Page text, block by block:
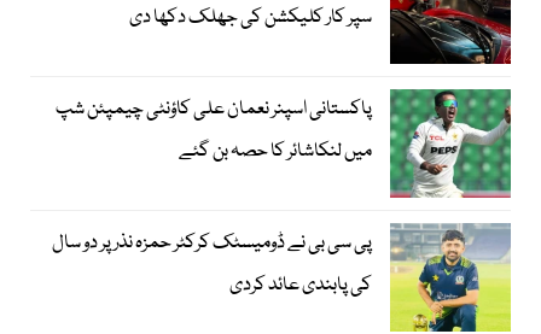
سپر کار کلیکشن کی جھلک دکھا دی
پاکستانی اسپنر نعمان علی کاؤنٹی چیمپئن شپ
میں لنکاشائر کا حصہ بن گئے
پی سی بی نے ڈومیسٹک کرکٹر حمزہ نذر پر دو سال
کی پابندی عائد کردی